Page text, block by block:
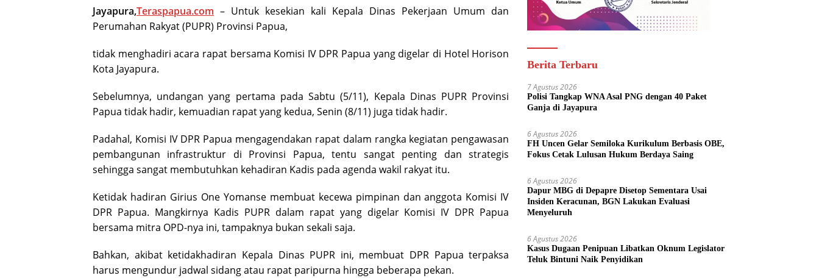
Jayapura,Teraspapua.com – Untuk kesekian kali Kepala Dinas Pekerjaan Umum dan
Perumahan Rakyat (PUPR) Provinsi Papua,
tidak menghadiri acara rapat bersama Komisi IV DPR Papua yang digelar di Hotel Horison
Kota Jayapura.
Sebelumnya, undangan yang pertama pada Sabtu (5/11), Kepala Dinas PUPR Provinsi
Papua tidak hadir, kemuadian rapat yang kedua, Senin (8/11) juga tidak hadir.
Padahal, Komisi IV DPR Papua mengagendakan rapat dalam rangka kegiatan pengawasan
pembangunan infrastruktur di Provinsi Papua, tentu sangat penting dan strategis
sehingga sangat membutuhkan kehadiran Kadis pada agenda wakil rakyat itu.
Ketidak hadiran Girius One Yomanse membuat kecewa pimpinan dan anggota Komisi IV
DPR Papua. Mangkirnya Kadis PUPR dalam rapat yang digelar Komisi IV DPR Papua
bersama mitra OPD-nya ini, tampaknya bukan sekali saja.
Bahkan, akibat ketidakhadiran Kepala Dinas PUPR ini, membuat DPR Papua terpaksa
harus mengundur jadwal sidang atau rapat paripurna hingga beberapa pekan.
Berita Terbaru
7 Agustus 2026
Polisi Tangkap WNA Asal PNG dengan 40 Paket
Ganja di Jayapura
6 Agustus 2026
FH Uncen Gelar Semiloka Kurikulum Berbasis OBE,
Fokus Cetak Lulusan Hukum Berdaya Saing
6 Agustus 2026
Dapur MBG di Depapre Disetop Sementara Usai
Insiden Keracunan, BGN Lakukan Evaluasi
Menyeluruh
6 Agustus 2026
Kasus Dugaan Penipuan Libatkan Oknum Legislator
Teluk Bintuni Naik Penyidikan